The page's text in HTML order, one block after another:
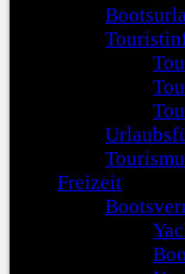
Freizeit